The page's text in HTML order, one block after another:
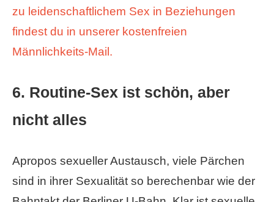
zu leidenschaftlichem Sex in Beziehungen
findest du in unserer kostenfreien
Männlichkeits-Mail.
6. Routine-Sex ist schön, aber
nicht alles
Apropos sexueller Austausch, viele Pärchen
sind in ihrer Sexualität so berechenbar wie der